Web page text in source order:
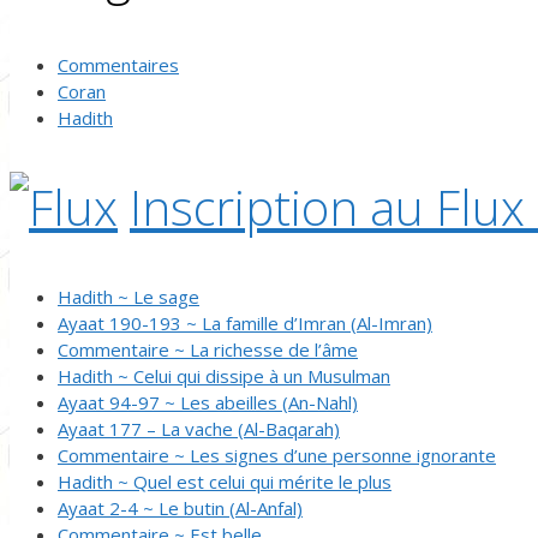
Commentaires
Coran
Hadith
Inscription au Flux
Hadith ~ Le sage
Ayaat 190-193 ~ La famille d’Imran (Al-Imran)
Commentaire ~ La richesse de l’âme
Hadith ~ Celui qui dissipe à un Musulman
Ayaat 94-97 ~ Les abeilles (An-Nahl)
Ayaat 177 – La vache (Al-Baqarah)
Commentaire ~ Les signes d’une personne ignorante
Hadith ~ Quel est celui qui mérite le plus
Ayaat 2-4 ~ Le butin (Al-Anfal)